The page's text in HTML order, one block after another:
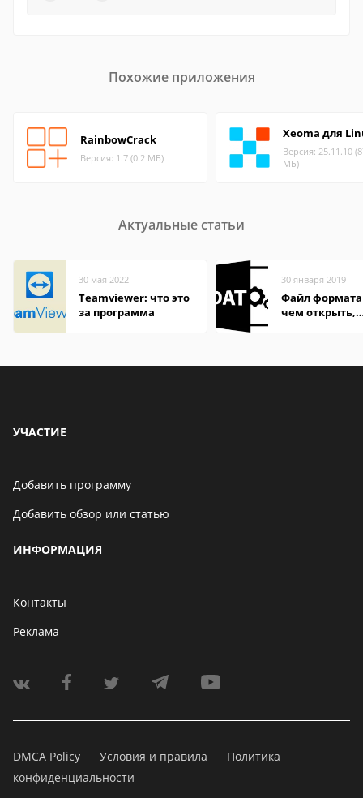
Похожие приложения
RainbowCrack
Версия: 1.7 (0.2 МБ)
Xeoma для
Версия: 25.11.10
МБ)
Актуальные статьи
30 мая 2022
Teamviewer: что это
за программа
30 января 2019
Файл формата
чем открыть,
УЧАСТИЕ
Добавить программу
Добавить обзор или статью
ИНФОРМАЦИЯ
Контакты
Реклама
DMCA Policy Условия и правила
Политика
конфиденциальности